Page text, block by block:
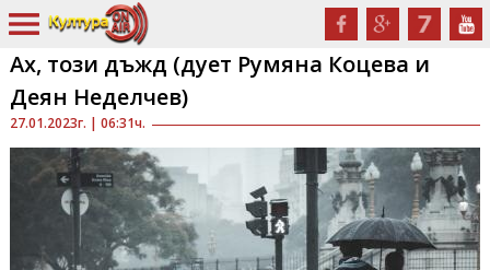
27.01.2023г. | 06:31ч.
Ах, този дъжд (дует Румяна Коцева и
Деян Неделчев)